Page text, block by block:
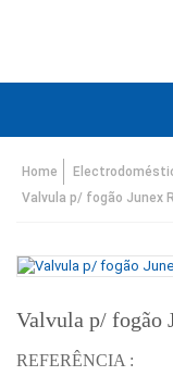
Home
Valvula p/ fogão Junex
Valvula p/ fogão
REFERÊNCIA :